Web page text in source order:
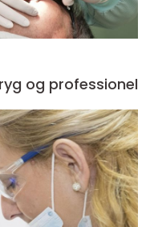
og professionel